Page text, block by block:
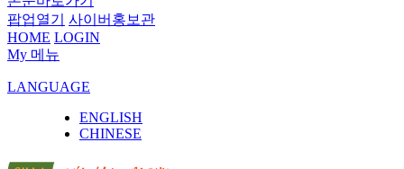
팝업열기
사이버홍보관
HOME LOGIN
My 메뉴
LANGUAGE
ENGLISH
CHINESE